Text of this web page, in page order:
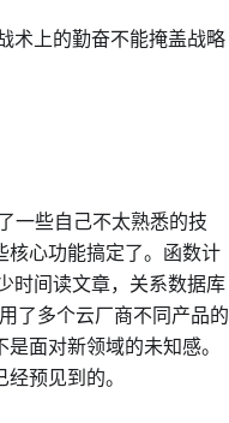
术上的勤奋不能掩盖战略
一些自己不太熟悉的技
核心功能搞定了。函数计
时间读文章，关系数据库
了多个云厂商不同产品的
面对新领域的未知感。
预见到的。